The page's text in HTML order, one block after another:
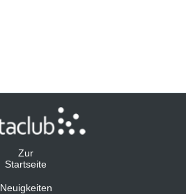
Zur
Startseite
Neuigkeiten